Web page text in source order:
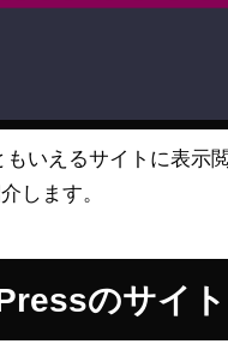
いえるサイトに表示
します。
のサイ